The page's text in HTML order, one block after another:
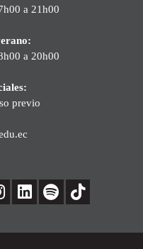
a 21h00
a 20h00
previo